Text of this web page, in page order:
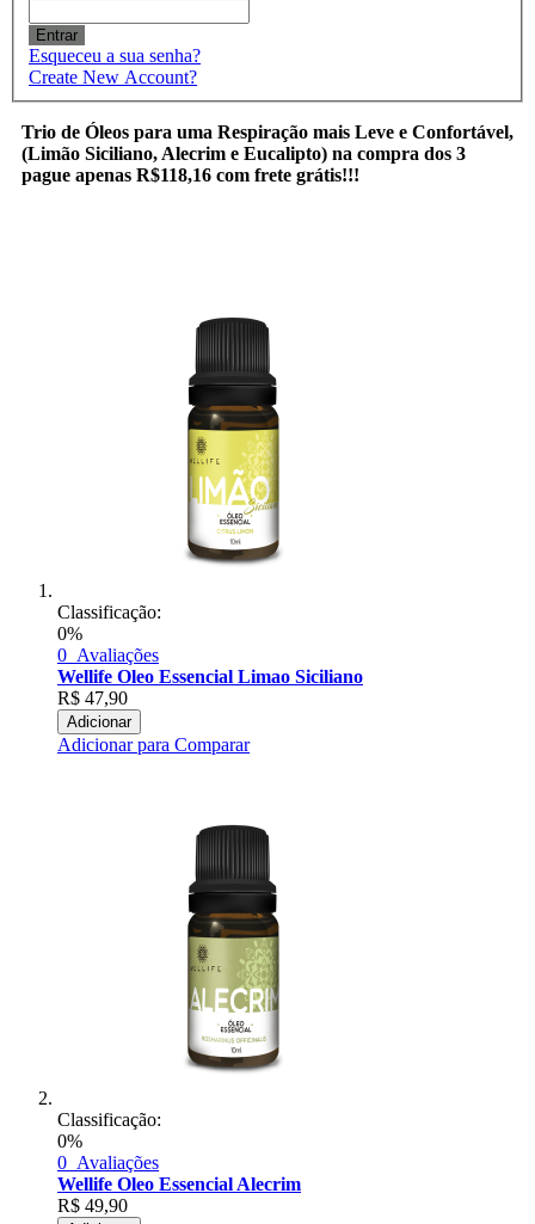
Entrar
Esqueceu a sua senha?
Create New Account?
Trio de Óleos para uma Respiração mais Leve e Confortável,
(Limão Siciliano, Alecrim e Eucalipto) na compra dos 3
pague apenas R$118,16 com frete grátis!!!
Classificação:
0%
0 Avaliações
Wellife Oleo Essencial Limao Siciliano
R$ 47,90
Adicionar
Adicionar para Comparar
Classificação:
0%
0 Avaliações
Wellife Oleo Essencial Alecrim
R$ 49,90